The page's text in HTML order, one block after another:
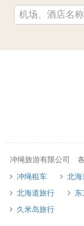
冲绳旅游有限公司
冲绳租车
北海
北海道旅行
东
久米岛旅行